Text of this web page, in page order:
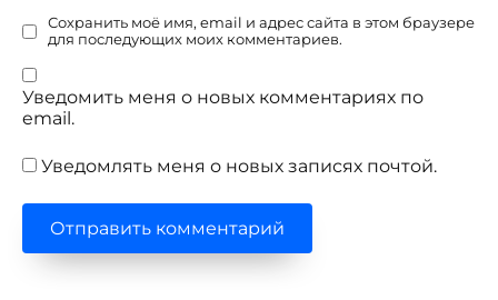
Сохранить моё имя, email и адрес сайта в этом браузере
для последующих моих комментариев.
Уведомить меня о новых комментариях по
email.
Уведомлять меня о новых записях почтой.